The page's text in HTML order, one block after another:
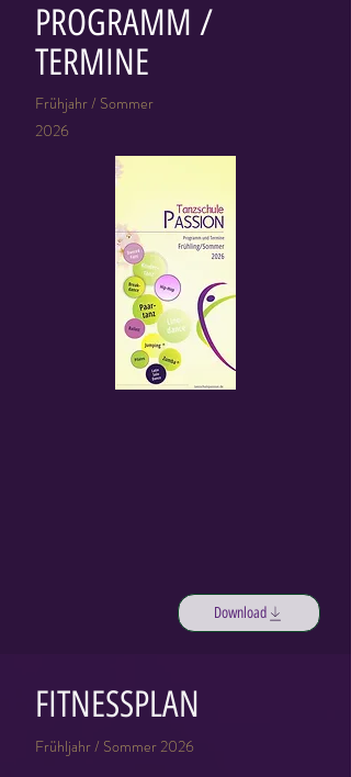
PROGRAMM /
TERMINE
Frühjahr / Sommer
2026
Download
FITNESSPLAN
Frühljahr / Sommer 2026